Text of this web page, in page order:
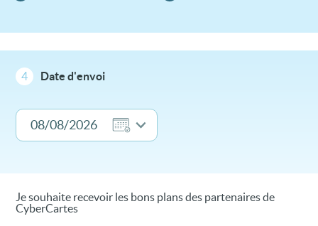
4 Date d'envoi
Je souhaite recevoir les bons plans des partenaires de
CyberCartes